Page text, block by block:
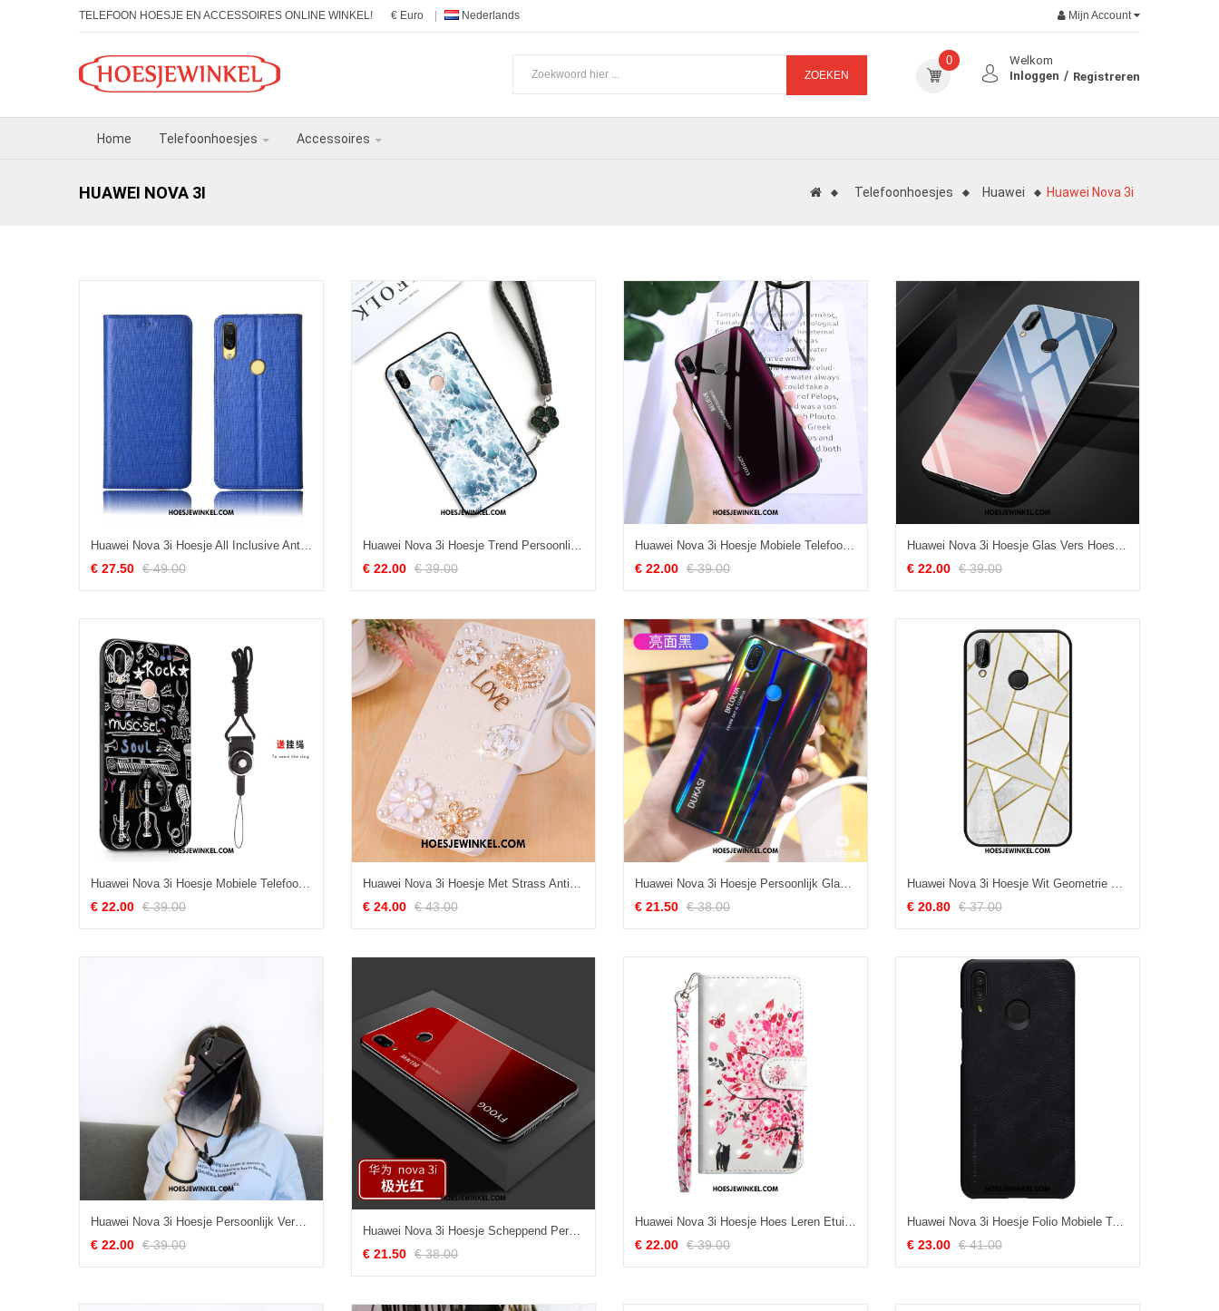
TELEFOON HOESJE EN ACCESSOIRES ONLINE WINKEL! € Euro Nederlands Mijn Account
ZOEKEN
Welkom
Inloggen
Registreren
0
Home Telefoonhoesjes Accessoires
HUAWEI NOVA 3I Telefoonhoesjes Huawei Huawei Nova 3i
Huawei Nova 3i Hoesje All Inclusive Anti-fall Nieuw, Huawei Nova 3i Hoesje Leren Etui Echt Leer
€ 27.50 € 49.00
Huawei Nova 3i Hoesje Trend Persoonlijk Glas, Huawei Nova 3i Hoesje Kunst Grote
€ 22.00 € 39.00
Huawei Nova 3i Hoesje Mobiele Telefoon Hanger Scheppend, Huawei Nova 3i Hoesje Persoonlijk Hoes
€ 22.00 € 39.00
Huawei Nova 3i Hoesje Glas Vers Hoes, Huawei Nova 3i Hoesje Licht Helder
€ 22.00 € 39.00
Huawei Nova 3i Hoesje Mobiele Telefoon Scheppend Persoonlijk, Huawei Nova 3i Hoesje Zwart Trend
€ 22.00 € 39.00
Huawei Nova 3i Hoesje Met Strass Anti-fall Wit, Huawei Nova 3i Hoesje Leren Etui Clamshell
€ 24.00 € 43.00
Huawei Nova 3i Hoesje Persoonlijk Glas Scheppend, Huawei Nova 3i Hoesje Trendy Merk Gekleurde
€ 21.50 € 38.00
Huawei Nova 3i Hoesje Wit Geometrie Bedrijf, Huawei Nova 3i Hoesje Hoes Scheppend
€ 20.80 € 37.00
Huawei Nova 3i Hoesje Persoonlijk Vers Spiegel, Huawei Nova 3i Hoesje Hoes Eenvoudige
€ 22.00 € 39.00
€ 21.50 € 38.00
Huawei Nova 3i Hoesje Hoes Leren Etui Clamshell, Huawei Nova 3i Hoesje Mobiele Telefoon Wit
€ 22.00 € 39.00
Huawei Nova 3i Hoesje Folio Mobiele Telefoon Hoes, Huawei Nova 3i Hoesje Zwart Goud
€ 23.00 € 41.00